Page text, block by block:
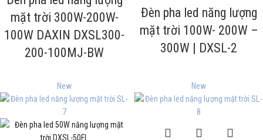
mặt trời 300W-200W-
100W DAXIN DXSL300-
200-100MJ-BW
Đèn pha led năng lượng
mặt trời 100W- 200W –
300W | DXSL-2
New New